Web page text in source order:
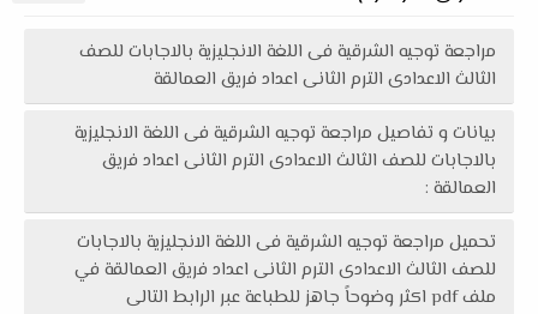
مراجعة توجيه الشرقية فى اللغة الانجليزية بالاجابات للصف
الثالث الاعدادى الترم الثانى اعداد فريق العمالقة
بيانات و تفاصيل مراجعة توجيه الشرقية فى اللغة الانجليزية
بالاجابات للصف الثالث الاعدادى الترم الثانى اعداد فريق
العمالقة :
تحميل مراجعة توجيه الشرقية فى اللغة الانجليزية بالاجابات
للصف الثالث الاعدادى الترم الثانى اعداد فريق العمالقة في
ملف pdf اكثر وضوحاً جاهز للطباعة عبر الرابط التالى